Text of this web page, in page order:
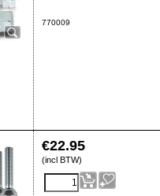
770009
€22.95
(incl BTW)